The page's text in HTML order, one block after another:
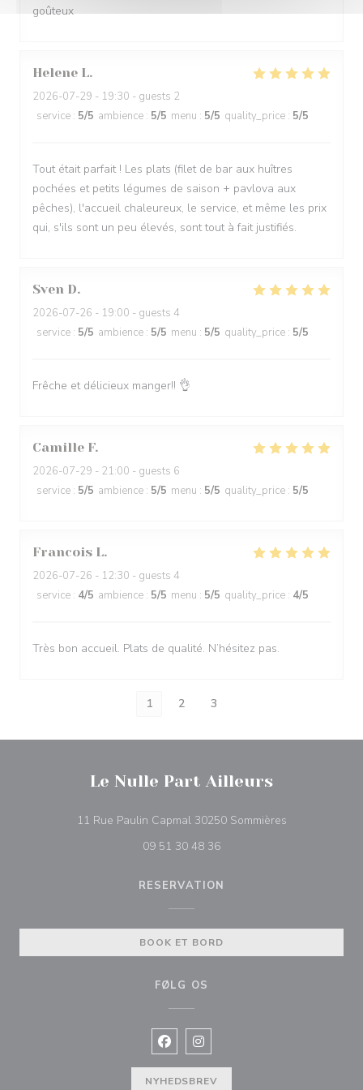
goûteux
Helene L
2026-07-29 - 19:30 - guests 2
service : 5/5 ambience : 5/5 menu : 5/5 quality_price : 5/5
Tout était parfait ! Les plats (filet de bar aux huîtres
pochées et petits légumes de saison + pavlova aux
pêches), l'accueil chaleureux, le service, et même les prix
qui, s'ils sont un peu élevés, sont tout à fait justifiés.
Sven D
2026-07-26 - 19:00 - guests 4
service : 5/5 ambience : 5/5 menu : 5/5 quality_price : 5/5
Frêche et délicieux manger!! 👌
Camille F
2026-07-29 - 21:00 - guests 6
service : 5/5 ambience : 5/5 menu : 5/5 quality_price : 5/5
Francois L
2026-07-26 - 12:30 - guests 4
service : 4/5 ambience : 5/5 menu : 5/5 quality_price : 4/5
Très bon accueil. Plats de qualité. N’hésitez pas.
1 2 3
Le Nulle Part Ailleurs
11 Rue Paulin Capmal 30250 Sommières((åbner i et nyt
09 51 30 48 36
RESERVATION
BOOK ET BORD
FØLG OS
Facebook ((åbner i et nyt vindue))
Instagram ((åbner i et nyt
NYHEDSBREV